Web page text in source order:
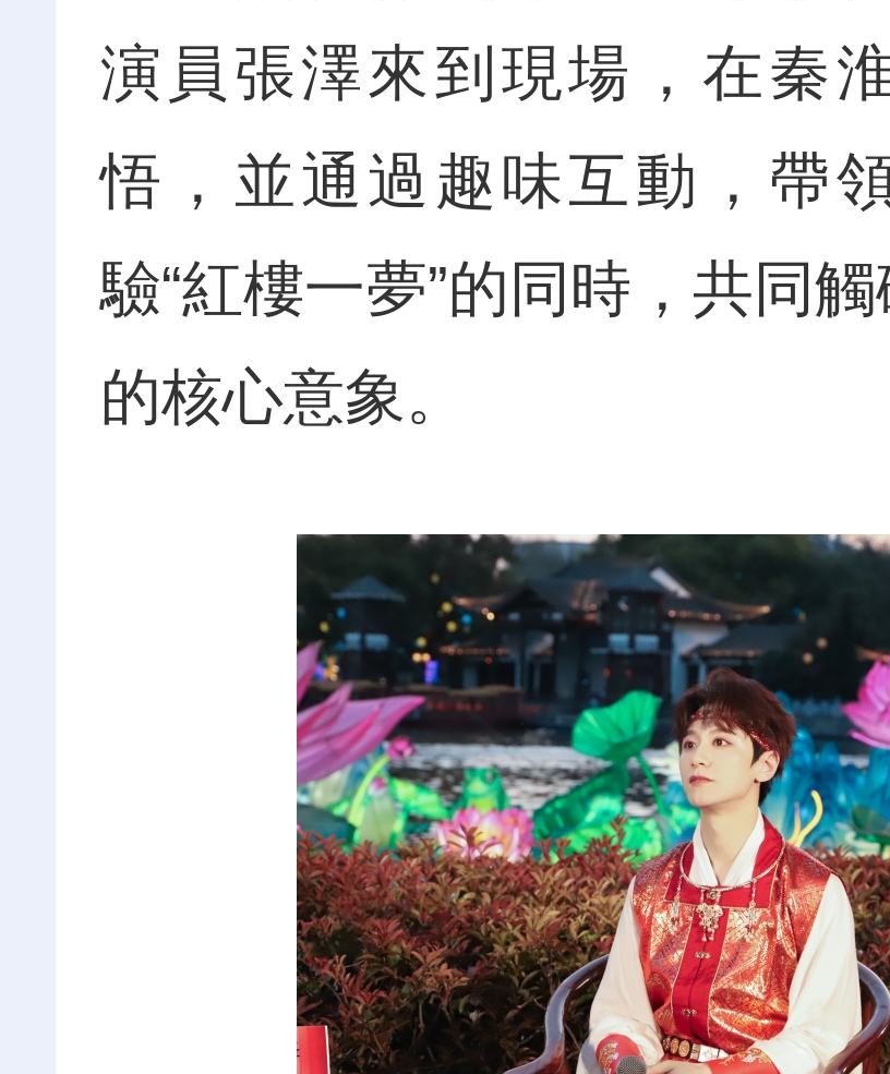
演員張澤來到現場，在秦
悟，並通過趣味互動，帶
驗“紅樓一夢”的同時，共同觸
的核心意象。